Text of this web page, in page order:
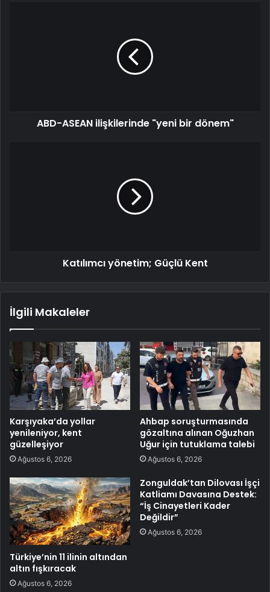
ABD-ASEAN ilişkilerinde "yeni bir dönem"
Katılımcı yönetim; Güçlü Kent
İlgili Makaleler
Karşıyaka’da yollar
yenileniyor, kent
güzelleşiyor
Ağustos 6, 2026
Ahbap soruşturmasında
gözaltına alınan Oğuzhan
Uğur için tutuklama talebi
Ağustos 6, 2026
Türkiye’nin 11 ilinin altından
altın fışkıracak
Ağustos 6, 2026
Zonguldak’tan Dilovası İşçi
Katliamı Davasına Destek:
“İş Cinayetleri Kader
Değildir”
Ağustos 6, 2026